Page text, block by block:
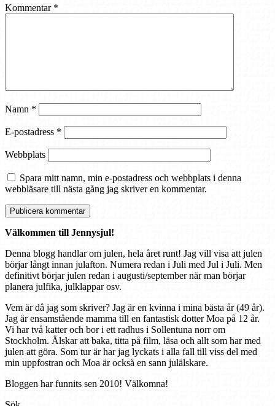
Kommentar *
Namn *
E-postadress *
Webbplats
Spara mitt namn, min e-postadress och webbplats i denna
webbläsare till nästa gång jag skriver en kommentar.
Välkommen till Jennysjul!
Denna blogg handlar om julen, hela året runt! Jag vill visa att julen
börjar långt innan julafton. Numera redan i Juli med Jul i Juli. Men
definitivt börjar julen redan i augusti/september när man börjar
planera julfika, julklappar osv.
Vem är då jag som skriver? Jag är en kvinna i mina bästa år (49 år).
Jag är ensamstående mamma till en fantastisk dotter Moa på 12 år.
Vi har två katter och bor i ett radhus i Sollentuna norr om
Stockholm. Älskar att baka, titta på film, läsa och allt som har med
julen att göra. Som tur är har jag lyckats i alla fall till viss del med
min uppfostran och Moa är också en sann julälskare.
Bloggen har funnits sen 2010! Välkomna!